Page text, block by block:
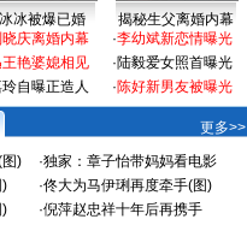
冰被爆已婚
揭秘生父离婚内幕
庆离婚内幕
王艳婆媳相见
自曝正造人
·李幼斌新恋情曝光
·陆毅爱女照首曝光
·陈好新男友被曝光
更多>>
) ·独家：章子怡带妈妈看电影
) ·佟大为马伊琍再度牵手(图)
) ·倪萍赵忠祥十年后再携手